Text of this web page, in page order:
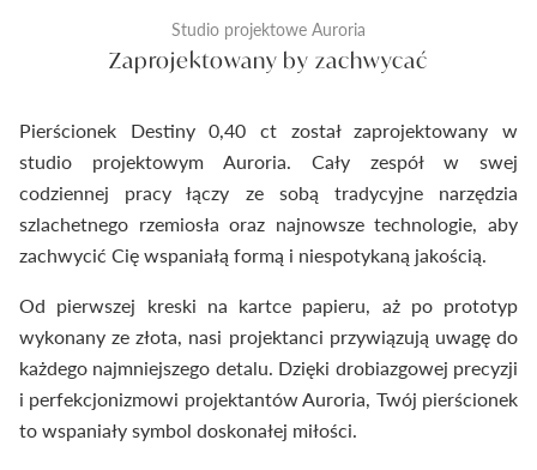
Studio projektowe Auroria
Zaprojektowany by zachwycać
Pierścionek Destiny 0,40 ct został zaprojektowany w
studio projektowym Auroria. Cały zespół w swej
codziennej pracy łączy ze sobą tradycyjne narzędzia
szlachetnego rzemiosła oraz najnowsze technologie, aby
zachwycić Cię wspaniałą formą i niespotykaną jakością.
Od pierwszej kreski na kartce papieru, aż po prototyp
wykonany ze złota, nasi projektanci przywiązują uwagę do
każdego najmniejszego detalu. Dzięki drobiazgowej precyzji
i perfekcjonizmowi projektantów Auroria, Twój pierścionek
to wspaniały symbol doskonałej miłości.